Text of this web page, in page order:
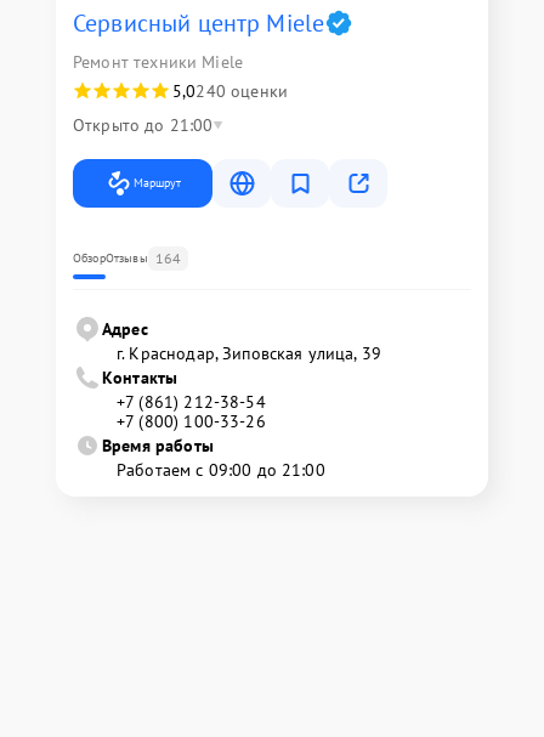
Сервисный центр Miele
Ремонт техники Miele
5,0240 оценки
Открыто до 21:00
Маршрут
ОбзорОтзывы 164
Адрес
г. Краснодар, Зиповская улица, 39
Контакты
+7 (861) 212-38-54
+7 (800) 100-33-26
Время работы
Работаем с 09:00 до 21:00